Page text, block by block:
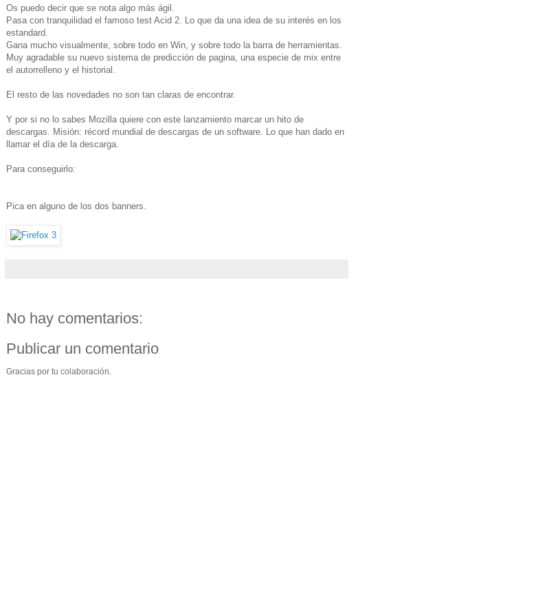
Os puedo decir que se nota algo más ágil.
Pasa con tranquilidad el famoso test Acid 2. Lo que da una idea de su interés en los
estandard.
Gana mucho visualmente, sobre todo en Win, y sobre todo la barra de herramientas.
Muy agradable su nuevo sistema de predicción de pagina, una especie de mix entre
el autorrelleno y el historial.
El resto de las novedades no son tan claras de encontrar.
Y por si no lo sabes Mozilla quiere con este lanzamiento marcar un hito de
descargas. Misión: récord mundial de descargas de un software. Lo que han dado en
llamar el día de la descarga.
Para conseguirlo:
Pica en alguno de los dos banners.
No hay comentarios:
Publicar un comentario
Gracias por tu colaboración.